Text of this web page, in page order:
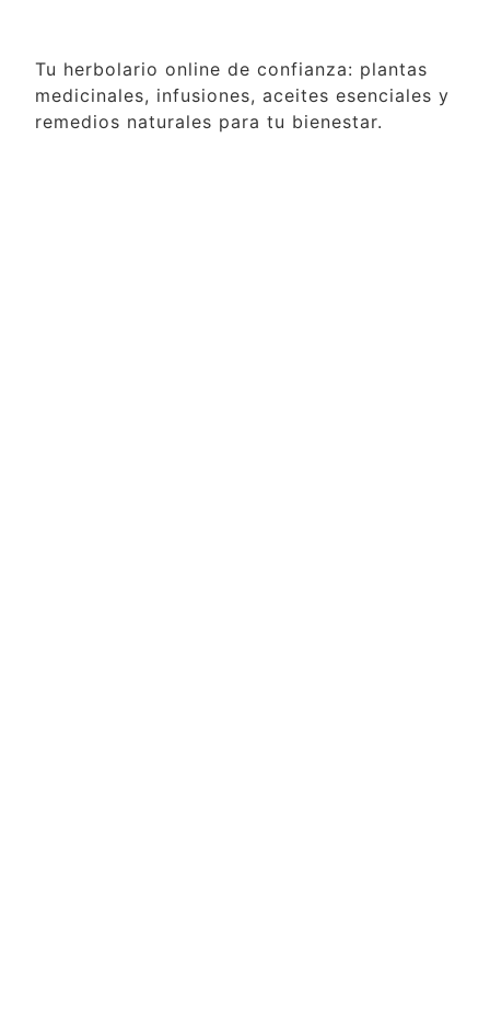
Tu herbolario online de confianza: plantas
medicinales, infusiones, aceites esenciales y
remedios naturales para tu bienestar.